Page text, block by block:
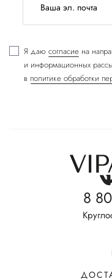
Я даю согласие на
и информационных
в политике обработки
8